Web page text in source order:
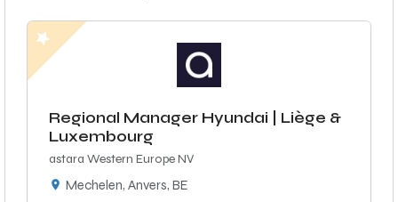
Regional Manager Hyundai | Liège &
Luxembourg
astara Western Europe NV
Mechelen, Anvers, BE